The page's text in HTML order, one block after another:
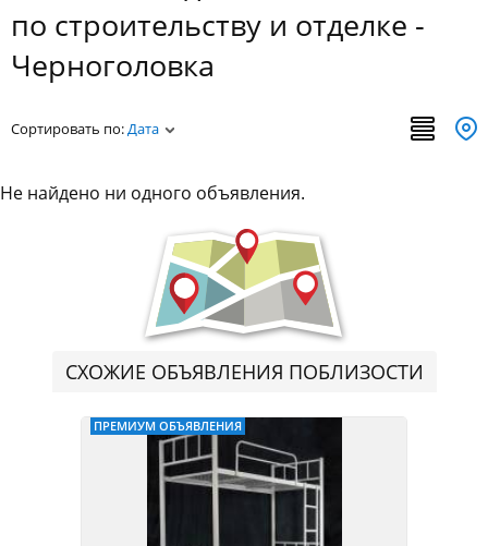
по строительству и отделке -
Черноголовка
Сортировать по:Дата
Не найдено ни одного объявления.
СХОЖИЕ ОБЪЯВЛЕНИЯ ПОБЛИЗОСТИ
ПРЕМИУМ ОБЪЯВЛЕНИЯ